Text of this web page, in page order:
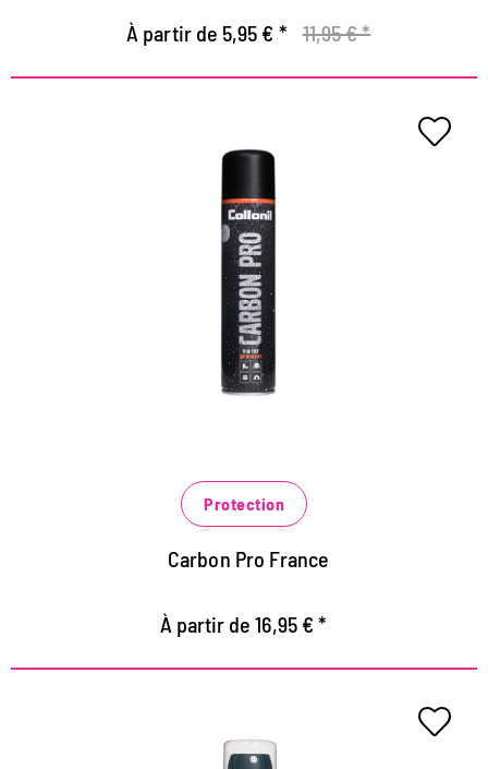
À partir de 5,95 € * 11,95 € *
Protection de haute technologie
pour tous les matériaux
Pour les chaussures, les vestes de fonction, les sacs
à main, les sacs à dos et bien plus encore
agit comme une membrane pulvérisable avec un
Protection
Carbon Pro France
À partir de 16,95 € *